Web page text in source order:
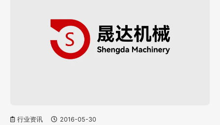
行业资讯 2016-05-30